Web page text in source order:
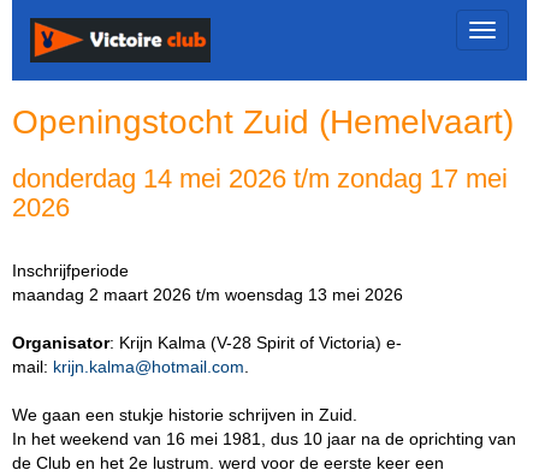
Toggle
Openingstocht Zuid (Hemelvaart)
donderdag 14 mei 2026 t/m zondag 17 mei
2026
Inschrijfperiode
maandag 2 maart 2026 t/m woensdag 13 mei 2026
Organisator: Krijn Kalma (V-28 Spirit of Victoria) e-
mail: amlak.njirk@hotmail.com
We gaan een stukje historie schrijven in Zuid.
In het weekend van 16 mei 1981, dus 10 jaar na de oprichting van
de Club en het 2e lustrum. werd voor de eerste keer een